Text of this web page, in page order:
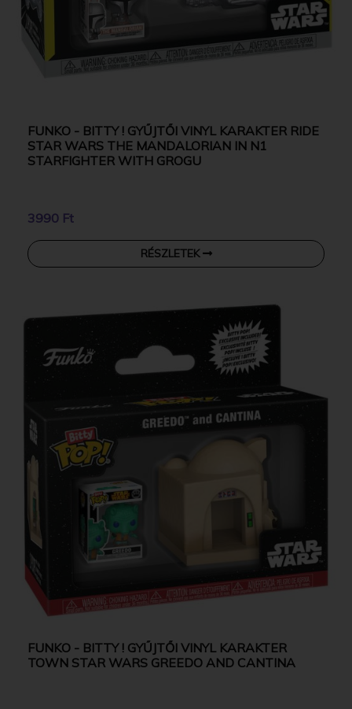
FUNKO - BITTY ! GYŰJTŐI VINYL KARAKTER RIDE
STAR WARS THE MANDALORIAN IN N1
STARFIGHTER WITH GROGU
3990 Ft
RÉSZLETEK
FUNKO - BITTY ! GYŰJTŐI VINYL KARAKTER
TOWN STAR WARS GREEDO AND CANTINA